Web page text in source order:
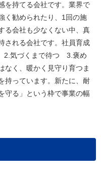
を持てる会社です。業界で
く勧められたり、1回の施
る会社も少なくない中、真
される会社です。社員育成
気づくまで待つ 3.褒め
なく、暖かく見守り育つま
持っています。新たに、耐
守る」という枠で事業の幅